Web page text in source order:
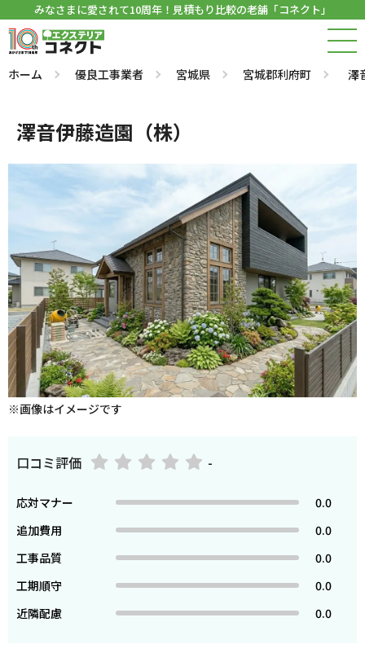
みなさまに愛されて10周年！見積もり比較の老舗「コネクト」
ホーム 優良工事業者 宮城県 宮城郡利府町 澤
澤音伊藤造園（株）
※画像はイメージです
口コミ評価 -
応対マナー
0.0
追加費用
0.0
工事品質
0.0
工期順守
0.0
近隣配慮
0.0